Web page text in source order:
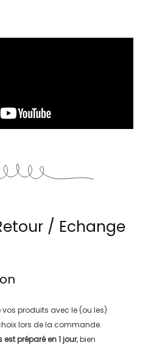
/ Echange
vos produits avec le (ou les)
lors de la commande.
est préparé en1 jour, bien